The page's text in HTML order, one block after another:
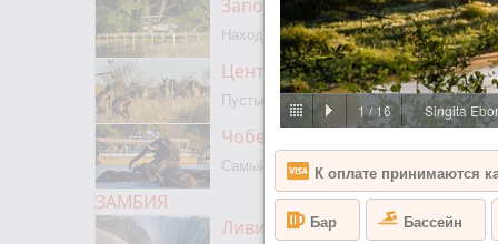
Заповедник Мореми
Находится на границе с Окаванго
Центральный Калахари
Пустыня, сафари, бушмены
Чобе парк
Самый известный парк Ботсваны
ЗАМБИЯ
Ливингстон
1/16 Singita
К оплате принимаются
Бар Бассейн